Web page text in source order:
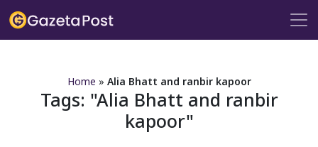
Home » Alia Bhatt and ranbir kapoor
Tags: Alia Bhatt and ranbir
kapoor